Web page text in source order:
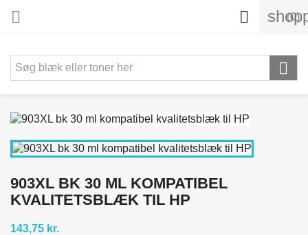
 (0)


903XL BK 30 ML KOMPATIBEL
KVALITETSBLÆK TIL HP
143,75 kr.